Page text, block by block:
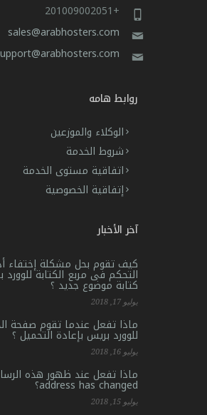
+201009002051
sales@arabhosters.com
روابط هامه
الوكلاء والموزعين
شروط الخدمة
اتفاقية مستوى الخدمة
إتفاقية الخصوصية
آخر الأخبار
كيف تقوم بحل مشكلة إختفاء
التحكم فى مربع الكتابة للوورد
كتابة موضوع جديد ؟
يوليو 17, 2018
ماذا تفعل عندما تقوم صفحة
للوورد بريس بإعادة التحميل ؟
يوليو 16, 2018
address has changed؟
يوليو 15, 2018